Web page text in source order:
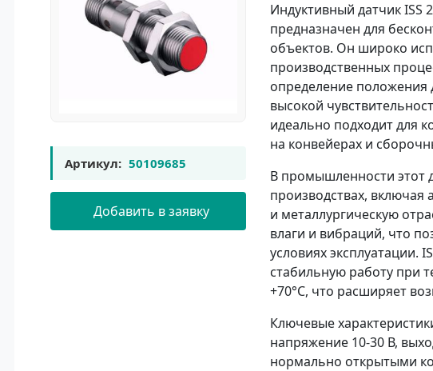
Артикул: 50109685
Добавить в заявку
Индуктивный датчик ISS
предназначен для
объектов. Он широко
производственных
определение положения
высокой
идеально подходит для
на конвейерах и
В промышленности этот
производствах,
и металлургическую
влаги и вибраций, что
условиях эксплуатации.
стабильную работу при
+70°C, что расширяет
Ключевые
напряжение 10-30 В,
нормально открытыми